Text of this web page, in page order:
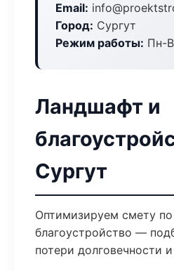
Email:
Город: Сургут
Режим работы: Пн-
Ландшафт и
Сургут
Оптимизируем смету
благоустройство —
потери долговечности